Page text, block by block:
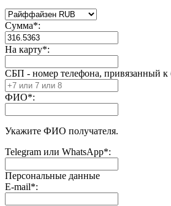
Сумма*:
На карту*:
СБП - номер телефона, привязанный к
ФИО*:
Укажите ФИО получателя.
Telegram или WhatsApp*:
Персональные данные
E-mail*: